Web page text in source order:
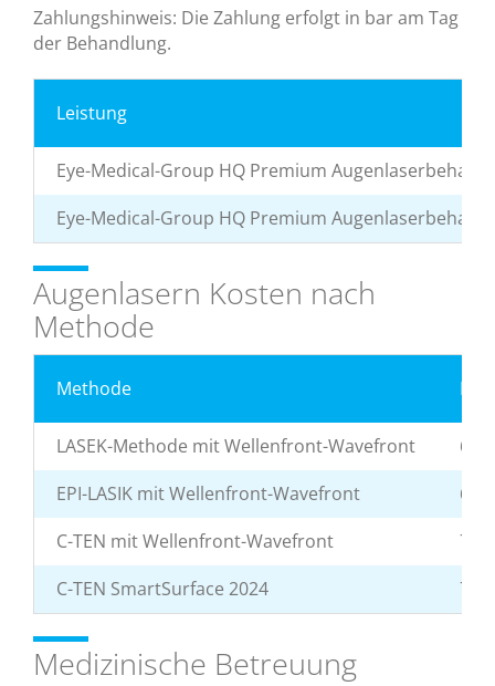
Zahlungshinweis: Die Zahlung erfolgt in bar am Tag
der Behandlung.
Leistung
Eye-Medical-Group HQ Premium
Eye-Medical-Group HQ Premium
Augenlasern Kosten nach
Methode
Methode
LASEK-Methode mit Wellenfront-Wavefront
695
EPI-LASIK mit Wellenfront-Wavefront
695
C-TEN mit Wellenfront-Wavefront
795
C-TEN SmartSurface 2024
795
Medizinische Betreuung